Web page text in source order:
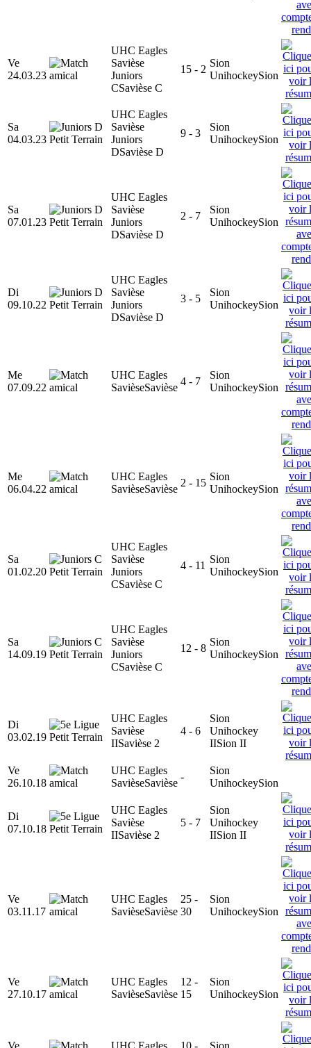
Ve
24.03.23
UHC Eagles
Savièse
Juniors
CSavièse C
15 - 2
Sion
UnihockeySion
Sa
04.03.23
UHC Eagles
Savièse
Juniors
DSavièse D
9 - 3
Sion
UnihockeySion
Sa
07.01.23
UHC Eagles
Savièse
Juniors
DSavièse D
2 - 7
Sion
UnihockeySion
Di
09.10.22
UHC Eagles
Savièse
Juniors
DSavièse D
3 - 5
Sion
UnihockeySion
Me
07.09.22
UHC Eagles
SavièseSavièse
4 - 7
Sion
UnihockeySion
Me
06.04.22
UHC Eagles
SavièseSavièse
2 - 15
Sion
UnihockeySion
Sa
01.02.20
UHC Eagles
Savièse
Juniors
CSavièse C
4 - 11
Sion
UnihockeySion
Sa
14.09.19
UHC Eagles
Savièse
Juniors
CSavièse C
12 - 8
Sion
UnihockeySion
Di
03.02.19
UHC Eagles
Savièse
IISavièse 2
4 - 6
Sion
Unihockey
IISion II
Ve
26.10.18
UHC Eagles
SavièseSavièse
-
Sion
UnihockeySion
Di
07.10.18
UHC Eagles
Savièse
IISavièse 2
5 - 7
Sion
Unihockey
IISion II
Ve
03.11.17
UHC Eagles
SavièseSavièse
25 -
30
Sion
UnihockeySion
Ve
27.10.17
UHC Eagles
SavièseSavièse
12 -
15
Sion
UnihockeySion